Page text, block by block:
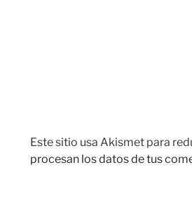
Este sitio usa Akismet para
procesan los datos de tus